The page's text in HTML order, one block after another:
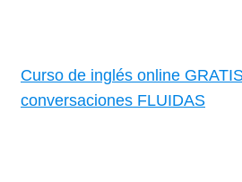
Curso de inglés online
conversaciones FLUIDAS